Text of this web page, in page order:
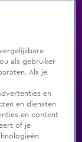
als gebruiker
Als je
en
en diensten
en content
of je